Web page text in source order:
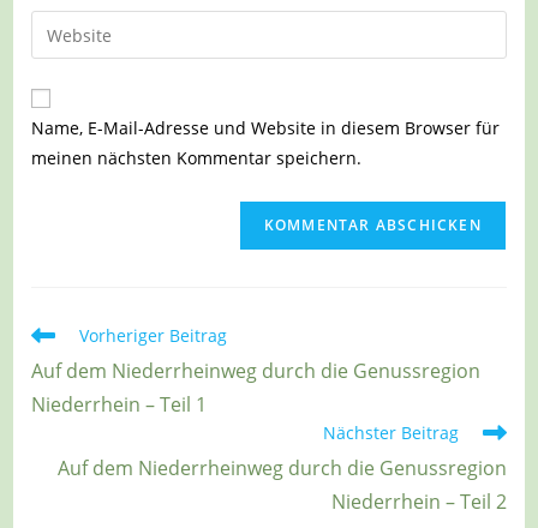
zum
Kommentieren
ein
E-
Mail-
zum
Kommentieren
ein
Gib
deine
Website-
URL
Name, E-Mail-Adresse und Website in diesem Browser für
meinen nächsten Kommentar speichern.
Weitere
Artikel
ansehen
Vorheriger Beitrag
Auf dem Niederrheinweg durch die Genussregion
Niederrhein – Teil 1
Nächster Beitrag
Auf dem Niederrheinweg durch die Genussregion
Niederrhein – Teil 2